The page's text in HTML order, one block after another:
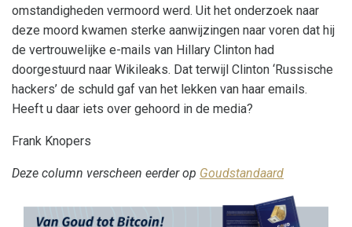
omstandigheden vermoord werd. Uit het onderzoek naar
deze moord kwamen sterke aanwijzingen naar voren dat hij
de vertrouwelijke e-mails van Hillary Clinton had
doorgestuurd naar Wikileaks. Dat terwijl Clinton ‘Russische
hackers’ de schuld gaf van het lekken van haar emails.
Heeft u daar iets over gehoord in de media?
Frank Knopers
Deze column verscheen eerder op Goudstandaard